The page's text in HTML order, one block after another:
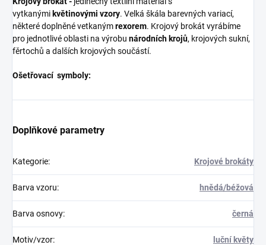
vytkanými květinovými vzory. Velká škála barevných variací,
některé doplněné vetkanýmrexorem. Krojový brokát vyrábíme
pro jednotlivé oblasti na výrobu národních krojů, krojových sukní,
fěrtochů a dalších krojových součástí.
Ošetřovací symboly:
Doplňkové parametry
Kategorie: Krojové brokáty
Barva vzoru: hnědá/béžová
Barva osnovy: černá
Motiv/vzor: luční květy